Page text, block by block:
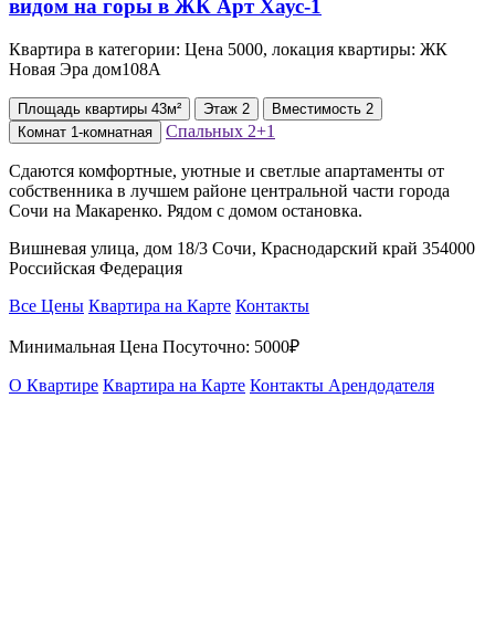
Квартира в категории: Цена 5000, локация квартиры: ЖК
Новая Эра дом108А
Площадь квартиры 43м² Этаж 2 Вместимость 2
Комнат 1-комнатная Спальных 2+1
Сдаются комфортные, уютные и светлые апартаменты от
собственника в лучшем районе центральной части города
Сочи на Макаренко. Рядом с домом остановка.
Вишневая улица, дом 18/3 Сочи, Краснодарский край 354000
Российская Федерация
Все Цены Квартира на Карте Контакты
Минимальная Цена Посуточно: 5000₽
О Квартире Квартира на Карте Контакты Арендодателя